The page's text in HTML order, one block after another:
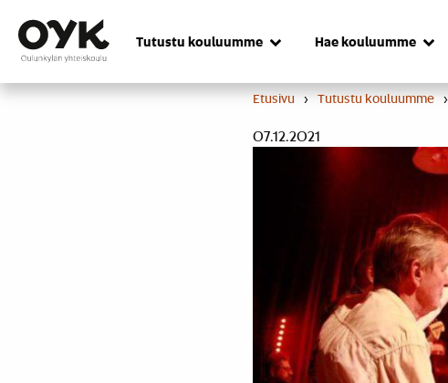
content
Tutustu kouluumme Hae kouluumme
Etusivu › Tutustu kouluumme ›
07.12.2021